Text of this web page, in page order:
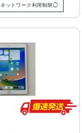
ネットワーク利用制限◯